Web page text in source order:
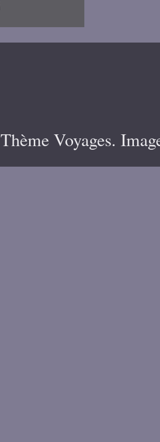
Thème Voyages.